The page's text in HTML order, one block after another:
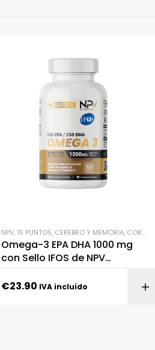
Y BIENESTAR,SUPLEMENTACIÓN
AÑADIR AL CARRITO
NPV, 15 PUNTOS, CEREBRO Y MEMORIA, CORAZÓN Y CIRCULACIÓN
Omega-3 EPA DHA 1000 mg
con Sello IFOS de NPV
€23.90 IVA incluido